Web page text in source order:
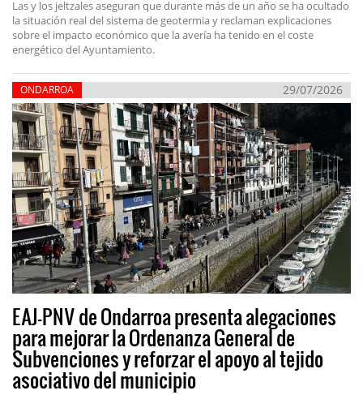
Las y los jeltzales aseguran que durante más de un año se ha ocultado
la situación real del sistema de geotermia y reclaman explicaciones
sobre el impacto económico que la avería ha tenido en el coste
energético del Ayuntamiento.
ONDARROA 29/07/2026
EAJ-PNV de Ondarroa presenta alegaciones
para mejorar la Ordenanza General de
Subvenciones y reforzar el apoyo al tejido
asociativo del municipio